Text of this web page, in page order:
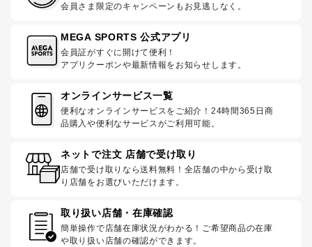
会員さま限定のキャンペーンもお見逃しなく。
MEGA SPORTS 公式アプリ
会員証がすぐに開けて便利！
アプリクーポンや最新情報をお知らせします。
オンラインサービス一覧
便利なオンラインサービスをご紹介！24時間365日商
品購入や便利なサービスがご利用可能。
ネットで注文 店舗で受け取り
店舗で受け取りなら送料無料！全店舗の中から受け取
り店舗をお選びいただけます。
取り扱い店舗・在庫確認
簡単操作で店舗在庫状況がわかる！ご希望商品の在庫
や取り扱い店舗の確認ができます。